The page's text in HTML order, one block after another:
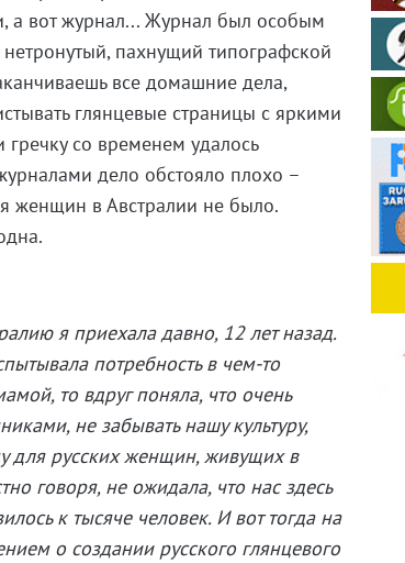
а вот журнал... Журнал был особым
пахнущий типографской
все домашние дела,
глянцевые страницы с яркими
со временем удалось
дело обстояло плохо –
женщин в Австралии не было.
я приехала давно, 12 лет назад.
потребность в чем-то
то вдруг поняла, что очень
не забывать нашу культуру,
для русских женщин, живущих в
говоря, не ожидала, что нас здесь
к тысяче человек. И вот тогда на
о создании русского глянцевого